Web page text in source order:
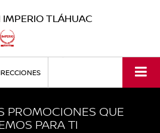
IMPERIO TLÁHUAC
PROMOCIONES QUE
PARA TI